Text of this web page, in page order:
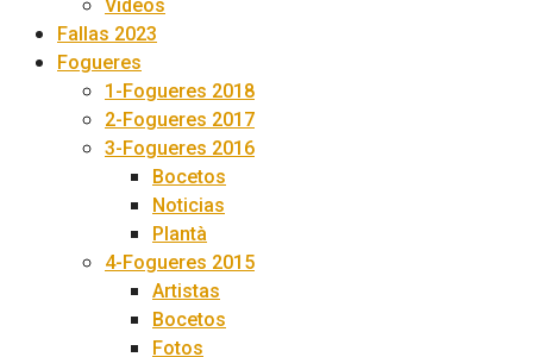
Videos
Fallas 2023
Fogueres
1-Fogueres 2018
2-Fogueres 2017
3-Fogueres 2016
Bocetos
Noticias
Plantà
4-Fogueres 2015
Artistas
Bocetos
Fotos